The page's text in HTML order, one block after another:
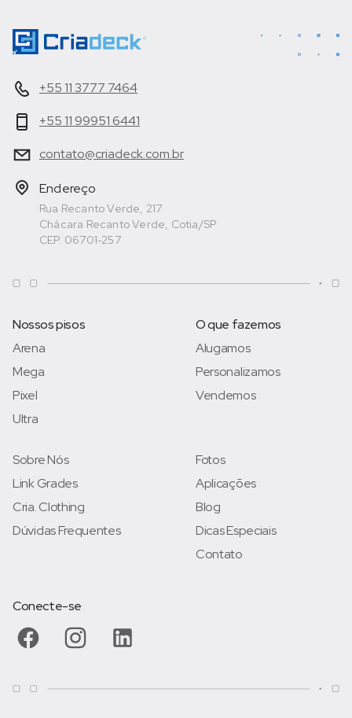
+55 11 3777 7464
+55 11 99951 6441
contato@criadeck.com.br
Endereço
Rua Recanto Verde, 217
Chácara Recanto Verde, Cotia/SP
CEP. 06701-257
Nossos pisos
Arena
Mega
Pixel
Ultra
O que fazemos
Alugamos
Personalizamos
Vendemos
Sobre Nós
Link Grades
Cria. Clothing
Dúvidas Frequentes
Fotos
Aplicações
Blog
Dicas Especiais
Contato
Conecte-se